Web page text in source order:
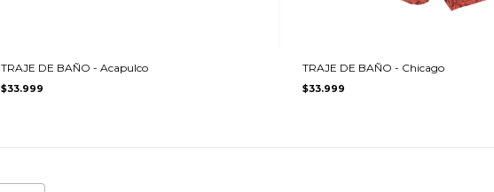
TRAJE DE BAÑO - Acapulco
$33.999
TRAJE DE BAÑO - Chicago
$33.999